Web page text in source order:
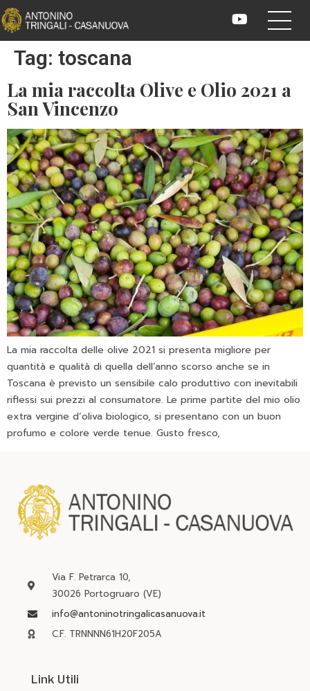
Tag: toscana
La mia raccolta Olive e Olio 2021 a
San Vincenzo
La mia raccolta delle olive 2021 si presenta migliore per
quantità e qualità di quella dell’anno scorso anche se in
Toscana è previsto un sensibile calo produttivo con inevitabili
riflessi sui prezzi al consumatore. Le prime partite del mio olio
extra vergine d’oliva biologico, si presentano con un buon
profumo e colore verde tenue. Gusto fresco,
Via F. Petrarca 10,
30026 Portogruaro (VE)
info@antoninotringalicasanuova.it
C.F. TRNNNN61H20F205A
Link Utili